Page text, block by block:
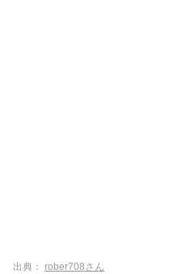
出典： rober708さん